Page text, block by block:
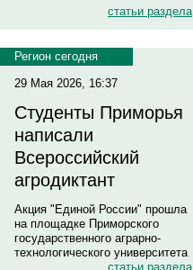
статьи раздела
Регион сегодня
29 Мая 2026, 16:37
Студенты Приморья
написали
Всероссийский
агродиктант
Акция "Единой России" прошла
на площадке Приморского
государственного аграрно-
технологического университета
статьи раздела